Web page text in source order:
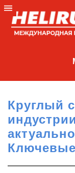
4-
МВЦ
Экспо"
Павильон
2,
зал
5
Круглый